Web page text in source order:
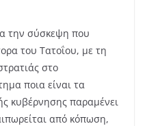
την σύσκεψη που
του Τατοΐου, με τη
στο
ποια είναι τα
κυβέρνησης παραμένει
από κόπωση,